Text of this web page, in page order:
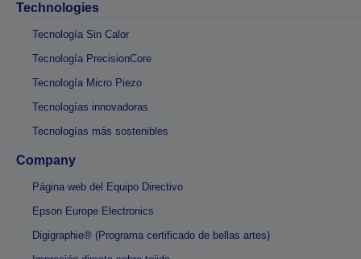
Technologies
Tecnología Sin Calor
Tecnología PrecisionCore
Tecnología Micro Piezo
Tecnologías innovadoras
Tecnologías más sostenibles
Company
Página web del Equipo Directivo
Epson Europe Electronics
Digigraphie® (Programa certificado de bellas artes)